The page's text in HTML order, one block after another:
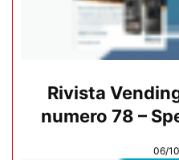
Rivista
numero 78 –
06/